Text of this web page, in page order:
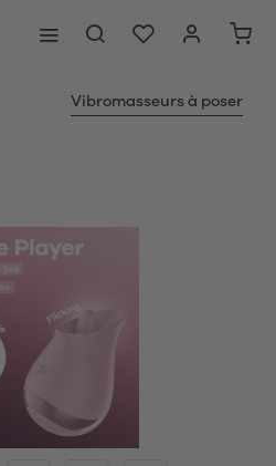
Vibromasseurs à poser